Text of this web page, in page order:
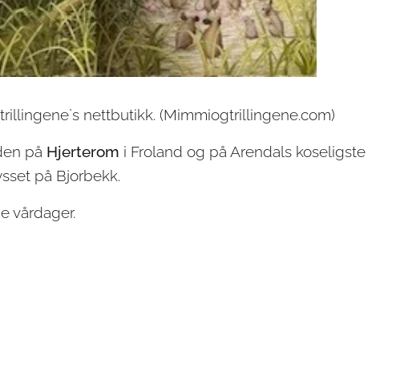
nettbutikk. (Mimmiogtrillingene.com)
på Hjerterom i Froland og på Arendals koseligste
på Bjorbekk.
vårdager.